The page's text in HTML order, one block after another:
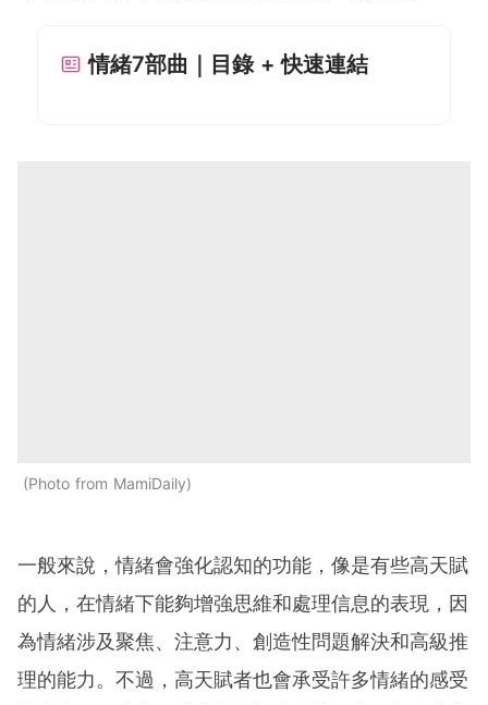
情緒7部曲｜目錄 + 快速連結
Photo from MamiDaily
一般來說，情緒會強化認知的功能，像是有些高天賦
的人，在情緒下能夠增強思維和處理信息的表現，因
為情緒涉及聚焦、注意力、創造性問題解決和高級推
理的能力。不過，高天賦者也會承受許多情緒的感受